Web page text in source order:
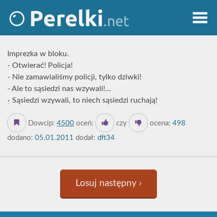
Imprezka w bloku.
- Otwierać! Policja!
- Nie zamawialiśmy policji, tylko dziwki!
- Ale to sąsiedzi nas wzywali!...
- Sąsiedzi wzywali, to niech sąsiedzi ruchają!
Dowcip: 4500 oceń: czy ocena: 498
dodano: 05.01.2011 dodał: dft34
Losuj następny ›